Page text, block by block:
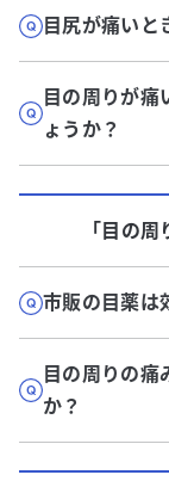
目尻が痛いと
目の周りが痛
ょうか？
「目の周
市販の目薬は
目の周りの痛
か？